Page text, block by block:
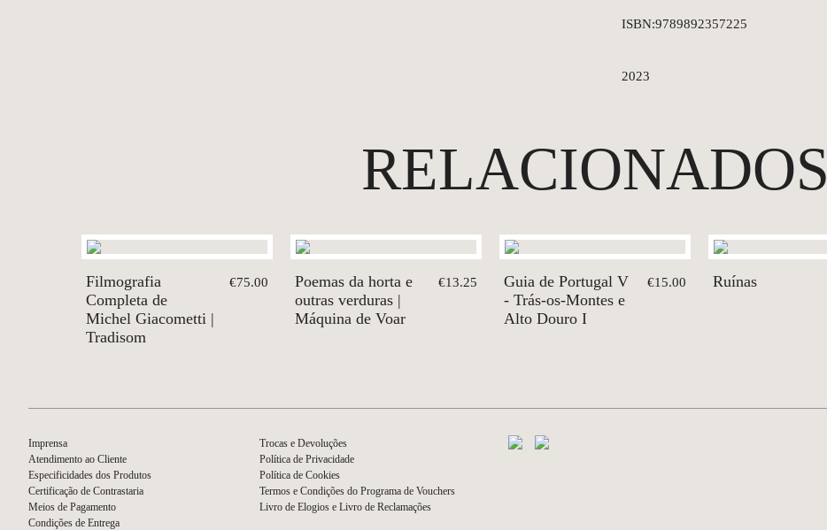
ISBN:9789892357225
2023
RELACIONADOS
Filmografia
Completa de
Michel Giacometti |
Tradisom
€75.00
Poemas da horta e
outras verduras |
Máquina de Voar
€13.25
Guia de Portugal V
- Trás-os-Montes e
Alto Douro I
€15.00 Ruínas
Imprensa
Atendimento ao Cliente
Especificidades dos Produtos
Certificação de Contrastaria
Meios de Pagamento
Condições de Entrega
Trocas e Devoluções
Política de Privacidade
Política de Cookies
Termos e Condições do Programa de Vouchers
Livro de Elogios e Livro de Reclamações